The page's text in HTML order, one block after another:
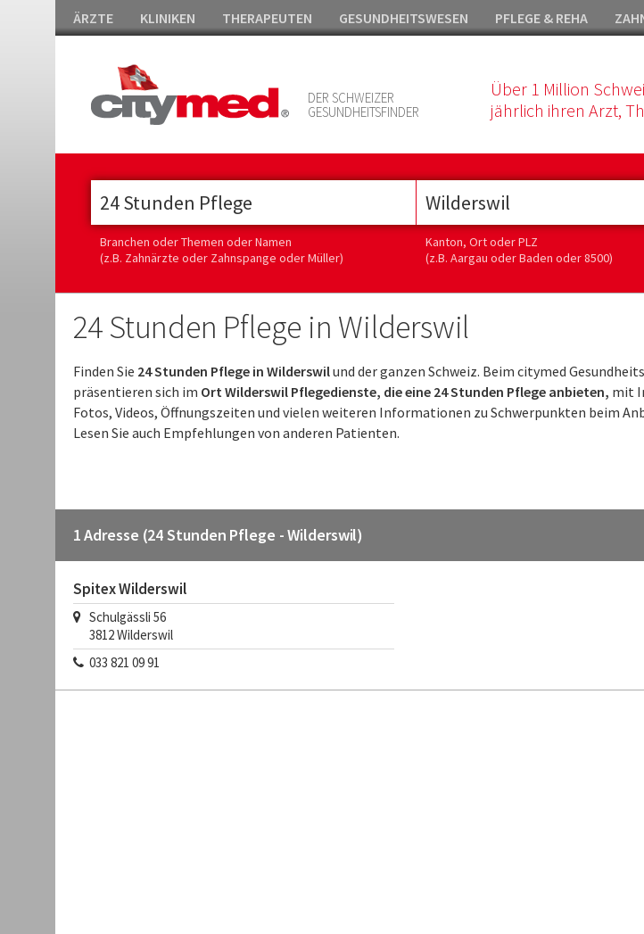
ÄRZTE KLINIKEN THERAPEUTEN GESUNDHEITSWESEN PFLEGE & REHA
DER SCHWEIZER
GESUNDHEITSFINDER
Über 1 Million
jährlich ihren Arzt,
Branchen oder Themen oder Namen
(z.B. Zahnärzte oder Zahnspange oder Müller)
Kanton, Ort oder PLZ
(z.B. Aargau oder Baden oder 8500)
24 Stunden Pflege in Wilderswil
Finden Sie 24 Stunden Pflege in Wilderswilund der ganzen Schweiz. Beim citymed
präsentieren sich im Ort Wilderswil Pflegedienste, die eine 24 Stunden Pflege anbieten, mit
Fotos, Videos, Öffnungszeiten und vielen weiteren Informationen zu Schwerpunkten beim
Lesen Sie auch Empfehlungen von anderen Patienten.
1 Adresse (24 Stunden Pflege - Wilderswil)
Spitex Wilderswil
Schulgässli 56
3812Wilderswil
033 821 09 91